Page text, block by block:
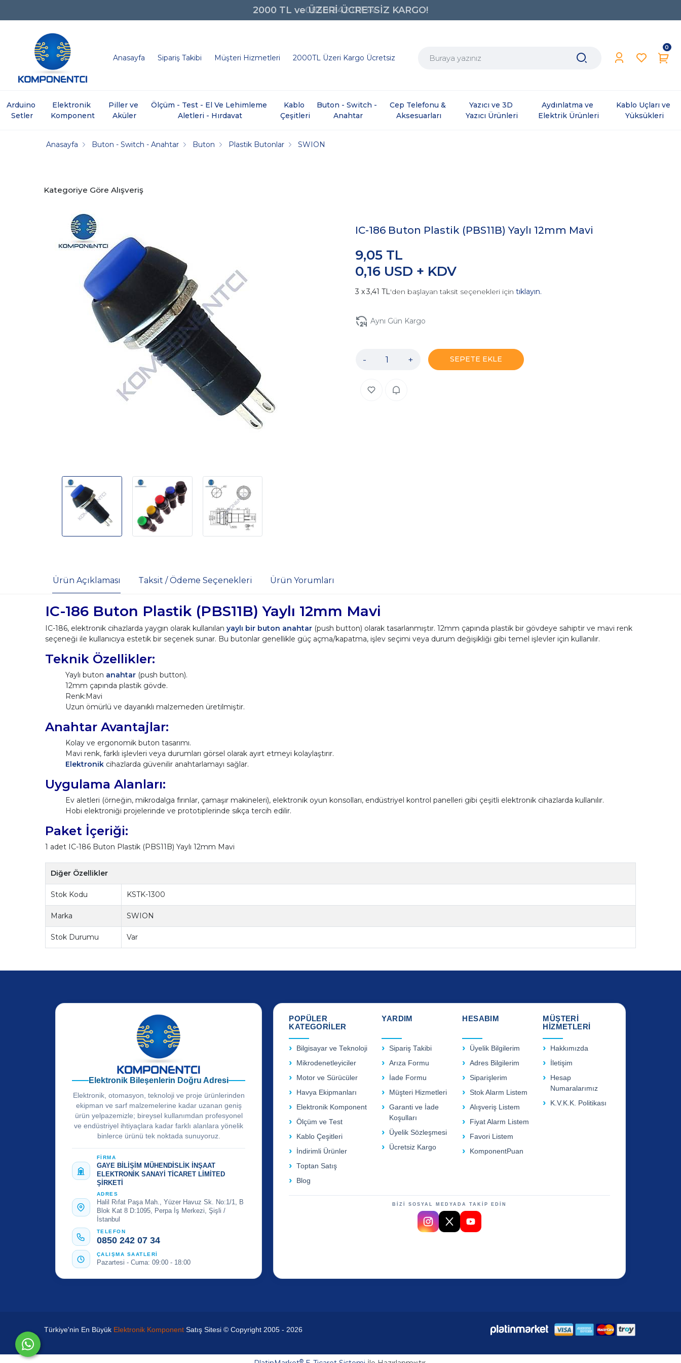
0850 242 0734
Anasayfa Sipariş Takibi Müşteri Hizmetleri 2000TL Üzeri Kargo Ücretsiz
0
Arduino
Setler
Elektronik
Komponent
Piller ve
Aküler
Ölçüm - Test - El Ve Lehimleme
Aletleri - Hırdavat
Kablo
Çeşitleri
Buton - Switch -
Anahtar
Cep Telefonu &
Aksesuarları
Yazıcı ve 3D
Yazıcı Ürünleri
Aydınlatma ve
Elektrik Ürünleri
Kablo Uçları ve
Yüksükleri
Anasayfa Buton - Switch - Anahtar Buton Plastik Butonlar SWION
Kategoriye Göre Alışveriş
IC-186 Buton Plastik (PBS11B) Yaylı 12mm Mavi
0,16 USD + KDV
9,05 TL
3,41 TL'den başlayan taksit seçenekleri için tıklayın.
Aynı Gün Kargo
- + SEPETE EKLE
Ürün Açıklaması Taksit / Ödeme Seçenekleri Ürün Yorumları
IC-186 Buton Plastik (PBS11B) Yaylı 12mm Mavi
IC-186, elektronik cihazlarda yaygın olarak kullanılan yaylı bir buton anahtar(push button) olarak tasarlanmıştır. 12mm çapında plastik bir gövdeye sahiptir ve mavi renk
seçeneği ile kullanıcıya estetik bir seçenek sunar. Bu butonlar genellikle güç açma/kapatma, işlev seçimi veya durum değişikliği gibi temel işlevler için kullanılır.
Teknik Özellikler:
Yaylı buton anahtar (push button).
12mm çapında plastik gövde.
Renk:Mavi
Uzun ömürlü ve dayanıklı malzemeden üretilmiştir.
Anahtar Avantajlar:
Kolay ve ergonomik buton tasarımı.
Mavi renk, farklı işlevleri veya durumları görsel olarak ayırt etmeyi kolaylaştırır.
Elektronik cihazlarda güvenilir anahtarlamayı sağlar.
Uygulama Alanları:
Ev aletleri (örneğin, mikrodalga fırınlar, çamaşır makineleri), elektronik oyun konsolları, endüstriyel kontrol panelleri gibi çeşitli elektronik cihazlarda kullanılır.
Hobi elektroniği projelerinde ve prototiplerinde sıkça tercih edilir.
Paket İçeriği:
1 adet IC-186 Buton Plastik (PBS11B) Yaylı 12mm Mavi
Diğer Özellikler
Stok Kodu KSTK-1300
Marka SWION
Stok Durumu Var
Elektronik Bileşenlerin Doğru Adresi
Elektronik, otomasyon, teknoloji ve proje ürünlerinden
ekipman ve sarf malzemelerine kadar uzanan geniş
ürün yelpazemizle; bireysel kullanımdan profesyonel
ve endüstriyel ihtiyaçlara kadar farklı alanlara yönelik
binlerce ürünü tek noktada sunuyoruz.
FİRMA
GAYE BİLİŞİM MÜHENDİSLİK İNŞAAT
ELEKTRONİK SANAYİ TİCARET LİMİTED
ŞİRKETİ
ADRES
Halil Rıfat Paşa Mah., Yüzer Havuz Sk. No:1/1, B
Blok Kat 8 D:1095, Perpa İş Merkezi, Şişli /
İstanbul
TELEFON
0850 242 07 34
ÇALIŞMA SAATLERİ
Pazartesi - Cuma: 09:00 - 18:00
POPÜLER
KATEGORİLER
Bilgisayar ve Teknoloji
Mikrodenetleyiciler
Motor ve Sürücüler
Havya Ekipmanları
Elektronik Komponent
Ölçüm ve Test
Kablo Çeşitleri
İndirimli Ürünler
Toptan Satış
Blog
YARDIM
Sipariş Takibi
Arıza Formu
İade Formu
Müşteri Hizmetleri
Garanti ve İade
Koşulları
Üyelik Sözleşmesi
Ücretsiz Kargo
HESABIM
Üyelik Bilgilerim
Adres Bilgilerim
Siparişlerim
Stok Alarm Listem
Alışveriş Listem
Fiyat Alarm Listem
Favori Listem
KomponentPuan
MÜŞTERİ
HİZMETLERİ
Hakkımızda
İletişim
Hesap
Numaralarımız
K.V.K.K. Politikası
BİZİ SOSYAL MEDYADA TAKİP EDİN
Türkiye'nin En Büyük Elektronik Komponent Satış Sitesi © Copyright 2005 - 2026
®